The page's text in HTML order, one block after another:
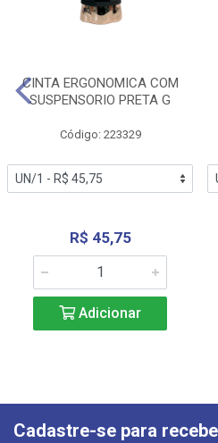
CINTA ERGONOMICA COM
SUSPENSORIO PRETA G
Código: 223329
R$ 45,75
Adicionar
Cadastre-se para